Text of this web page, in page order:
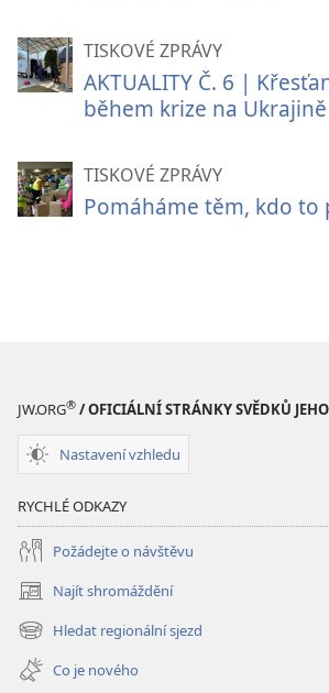
TISKOVÉ ZPRÁVY
AKTUALITY Č. 6 |
během krize na Ukrajině
TISKOVÉ ZPRÁVY
Pomáháme těm, kdo
JW.ORG® / OFICIÁLNÍ STRÁNKY SVĚDKŮ
Nastavení vzhledu
RYCHLÉ ODKAZY
Požádejte o návštěvu
Najít shromáždění
(otevřeno
nové
okno)
Hledat regionální sjezd
(otevřeno
nové
okno)
Co je nového